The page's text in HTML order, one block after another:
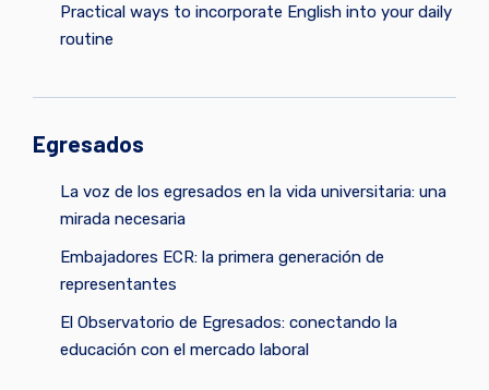
Practical ways to incorporate English into your daily
routine
Egresados
La voz de los egresados en la vida universitaria: una
mirada necesaria
Embajadores ECR: la primera generación de
representantes
El Observatorio de Egresados: conectando la
educación con el mercado laboral